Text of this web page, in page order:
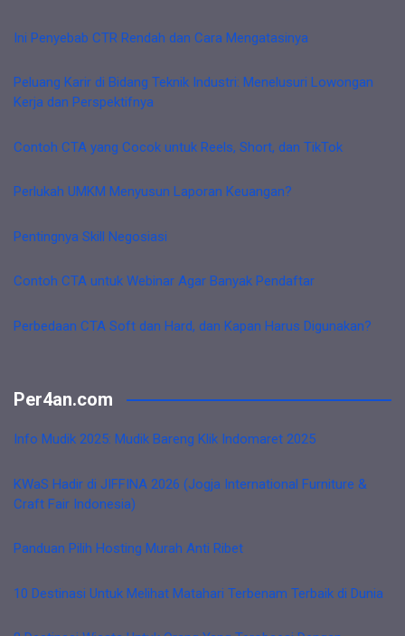
Ini Penyebab CTR Rendah dan Cara Mengatasinya
Peluang Karir di Bidang Teknik Industri: Menelusuri Lowongan
Kerja dan Perspektifnya
Contoh CTA yang Cocok untuk Reels, Short, dan TikTok
Perlukah UMKM Menyusun Laporan Keuangan?
Pentingnya Skill Negosiasi
Contoh CTA untuk Webinar Agar Banyak Pendaftar
Perbedaan CTA Soft dan Hard, dan Kapan Harus Digunakan?
Per4an.com
Info Mudik 2025: Mudik Bareng Klik Indomaret 2025
KWaS Hadir di JIFFINA 2026 (Jogja International Furniture &
Craft Fair Indonesia)
Panduan Pilih Hosting Murah Anti Ribet
10 Destinasi Untuk Melihat Matahari Terbenam Terbaik di Dunia